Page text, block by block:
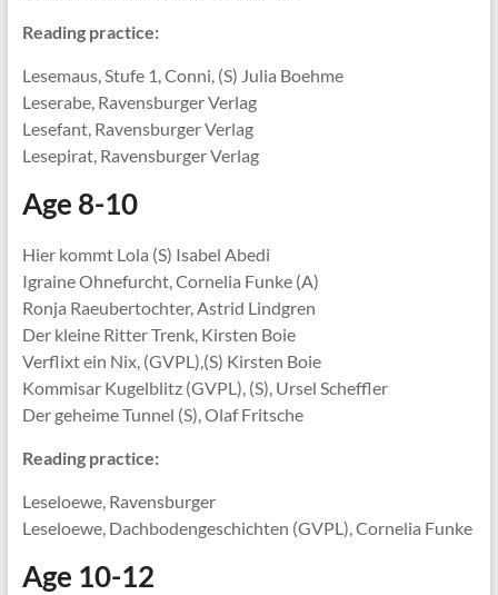
Reading practice:
Lesemaus, Stufe 1, Conni, (S) Julia Boehme
Leserabe, Ravensburger Verlag
Lesefant, Ravensburger Verlag
Lesepirat, Ravensburger Verlag
Age 8-10
Hier kommt Lola (S) Isabel Abedi
Igraine Ohnefurcht, Cornelia Funke (A)
Ronja Raeubertochter, Astrid Lindgren
Der kleine Ritter Trenk, Kirsten Boie
Verflixt ein Nix, (GVPL),(S) Kirsten Boie
Kommisar Kugelblitz (GVPL), (S), Ursel Scheffler
Der geheime Tunnel (S), Olaf Fritsche
Reading practice:
Leseloewe, Ravensburger
Leseloewe, Dachbodengeschichten (GVPL), Cornelia Funke
Age 10-12